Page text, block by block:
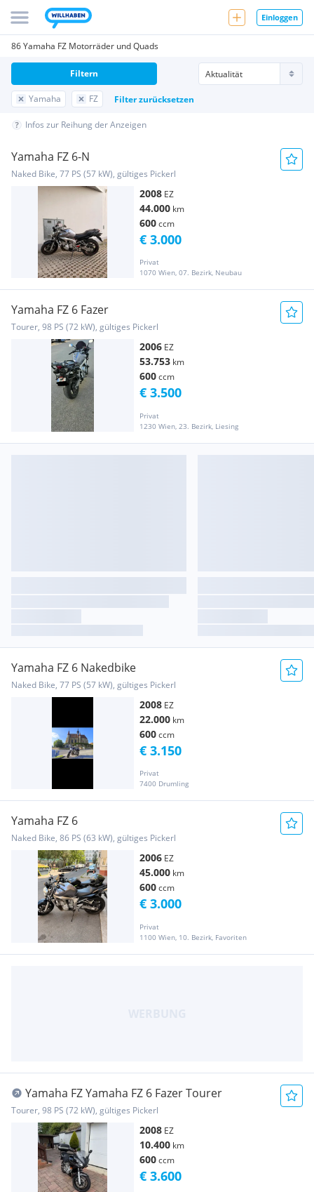
Einloggen
86 Yamaha FZ Motorräder und Quads
Yamaha FZ Filter zurücksetzen
Filtern
Infos zur Reihung der Anzeigen
Yamaha FZ 6-N
Naked Bike, 77 PS (57 kW), gültiges Pickerl
2008 EZ
44.000 km
600ccm
Privat
1070 Wien, 07. Bezirk, Neubau
€ 3.000
Yamaha FZ 6 Fazer
Tourer, 98 PS (72 kW), gültiges Pickerl
2006 EZ
53.753 km
600ccm
Privat
1230 Wien, 23. Bezirk, Liesing
€ 3.500
Yamaha FZ 6 Nakedbike
Naked Bike, 77 PS (57 kW), gültiges Pickerl
2008 EZ
22.000 km
600ccm
Privat
7400 Drumling
€ 3.150
Yamaha FZ 6
Naked Bike, 86 PS (63 kW), gültiges Pickerl
2006 EZ
45.000 km
600ccm
Privat
1100 Wien, 10. Bezirk, Favoriten
€ 3.000
Yamaha FZ Yamaha FZ 6 Fazer Tourer
Tourer, 98 PS (72 kW), gültiges Pickerl
2008 EZ
10.400 km
600ccm
€ 3.600